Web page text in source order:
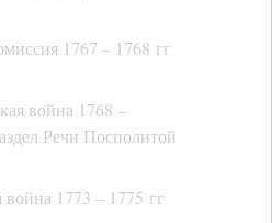
1767 – 1768 гг
война 1768 –
Речи Посполитой
война 1773 – 1775 гг